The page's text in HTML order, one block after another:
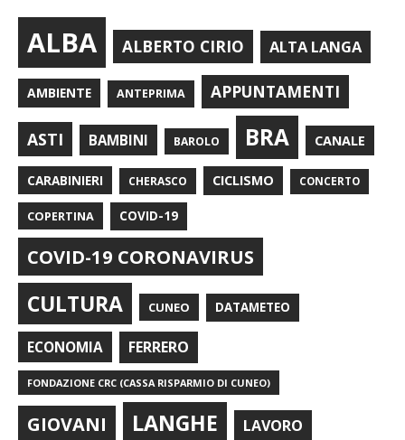
ALBA ALBERTO CIRIO ALTA LANGA
AMBIENTE ANTEPRIMA APPUNTAMENTI
ASTI BAMBINI BAROLO BRA CANALE
CARABINIERI CHERASCO CICLISMO CONCERTO
COPERTINA COVID-19
COVID-19 CORONAVIRUS
CULTURA CUNEO DATAMETEO
ECONOMIA FERRERO
FONDAZIONE CRC (CASSA RISPARMIO DI CUNEO)
GIOVANI LANGHE LAVORO